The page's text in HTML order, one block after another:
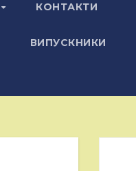
КОНТАКТИ
ВИПУСКНИКИ